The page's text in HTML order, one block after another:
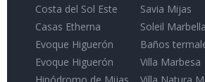
Costa del Sol Este
Casas Etherna
Evoque Higuerón
Evoque Higuerón
Savia Mijas
Soleil Marbella
Baños
Villa Marbesa